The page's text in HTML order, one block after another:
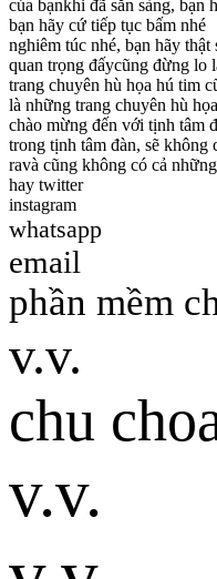
của bạnkhi đã sẵn sàng, bạn
bạn hãy cứ tiếp tục bấm nhé
nghiêm túc nhé, bạn hãy
quan trọng đấycũng đừng lo
trang chuyên hù họa hú tim
là những trang chuyên hù
chào mừng đến với tịnh tâm
trong tịnh tâm đàn, sẽ không
ravà cũng không có cả
hay twitter
instagram
whatsapp
email
phần mềm
v.v.
chu
v.v.